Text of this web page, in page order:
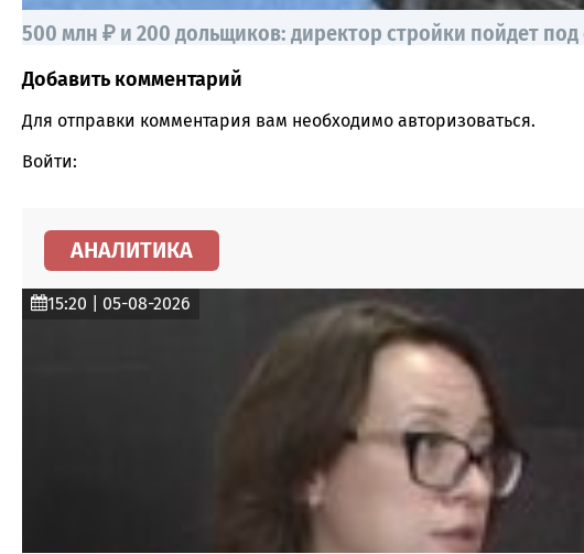
500 млн ₽ и 200 дольщиков: директор стройки пойдет под
Comment section
Добавить комментарий
Для отправки комментария вам необходимо авторизоваться.
Войти:
АНАЛИТИКА
15:20 | 05-08-2026